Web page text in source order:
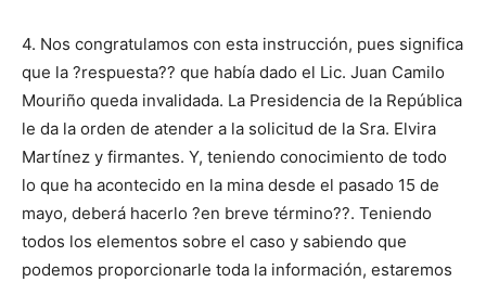
4. Nos congratulamos con esta instrucción, pues significa
que la ?respuesta?? que había dado el Lic. Juan Camilo
Mouriño queda invalidada. La Presidencia de la República
le da la orden de atender a la solicitud de la Sra. Elvira
Martínez y firmantes. Y, teniendo conocimiento de todo
lo que ha acontecido en la mina desde el pasado 15 de
mayo, deberá hacerlo ?en breve término??. Teniendo
todos los elementos sobre el caso y sabiendo que
podemos proporcionarle toda la información, estaremos